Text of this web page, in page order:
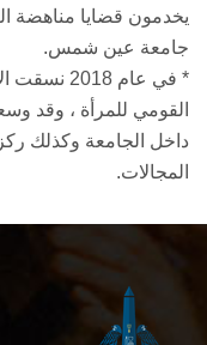
يخدمون قضايا مناهضة
جامعة عين شمس.
* في عام
القومي للمرأة ، وقد
داخل الجامعة وكذلك
المجالات.